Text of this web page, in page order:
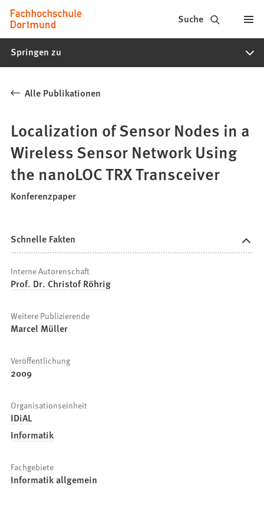
Inhalt anspringen
Fachhochschule
Dortmund
-
Studiengänge,
Bewerbung
Suche
Springen zu
Alle Publikationen
Localization of Sensor Nodes in a
Wireless Sensor Network Using
the nanoLOC TRX Transceiver
Konferenzpaper
Schnelle Fakten
Interne Autorenschaft
Prof. Dr. Christof Röhrig
Weitere Publizierende
Marcel Müller
Veröffentlichung
2009
Organisationseinheit
IDiAL
Informatik
Fachgebiete
Informatik allgemein